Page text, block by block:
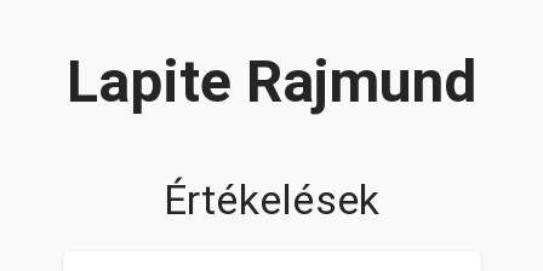
Lapite Rajmund
Értékelések